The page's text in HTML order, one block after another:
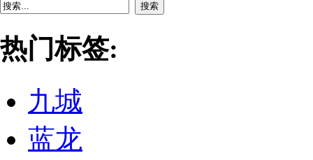
搜索
热门标签:
九城
蓝龙